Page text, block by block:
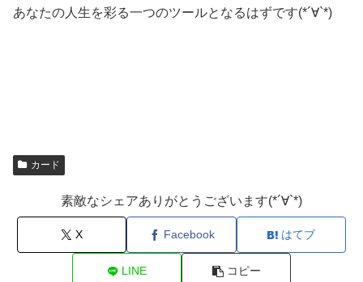
あなたの人生を彩る一つのツールとなるはずです(*´∀`*)
カード
素敵なシェアありがとうございます(*´∀`*)
X Facebook はてブ
LINE コピー